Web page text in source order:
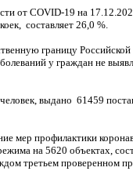
от COVID-19 на
составляет 26,0 %.
границу
у граждан не
выдано 61459
мер профилактики
на 5620 объектах,
третьем проверенном